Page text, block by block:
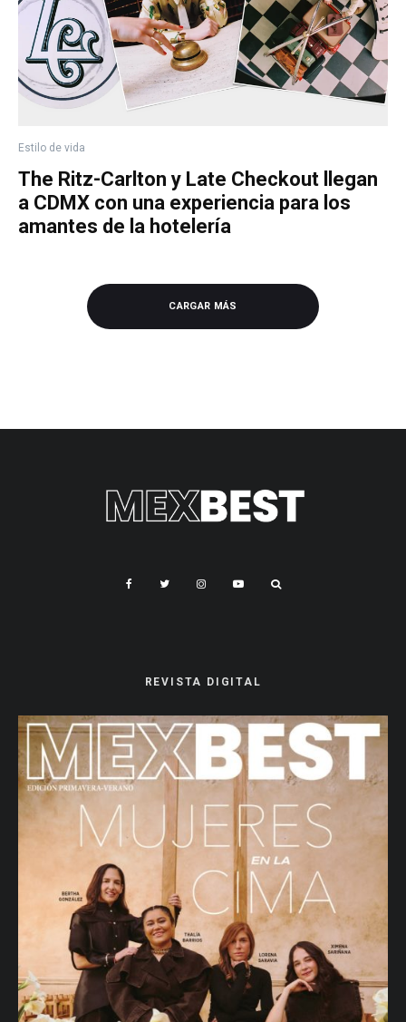
Estilo de vida
The Ritz-Carlton y Late Checkout llegan
a CDMX con una experiencia para los
amantes de la hotelería
CARGAR MÁS
REVISTA DIGITAL